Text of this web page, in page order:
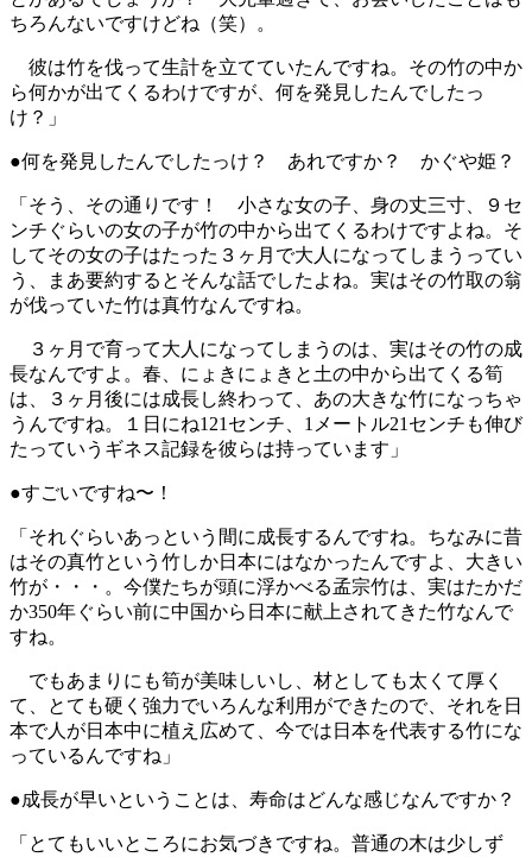
ちろんないですけどね（笑）。
彼は竹を伐って生計を立てていたんですね。その竹の中か
ら何かが出てくるわけですが、何を発見したんでしたっ
け？」
●何を発見したんでしたっけ？ あれですか？ かぐや姫？
「そう、その通りです！ 小さな女の子、身の丈三寸、９セ
ンチぐらいの女の子が竹の中から出てくるわけですよね。そ
してその女の子はたった３ヶ月で大人になってしまうってい
う、まあ要約するとそんな話でしたよね。実はその竹取の翁
が伐っていた竹は真竹なんですね。
３ヶ月で育って大人になってしまうのは、実はその竹の成
長なんですよ。春、にょきにょきと土の中から出てくる筍
は、３ヶ月後には成長し終わって、あの大きな竹になっちゃ
うんですね。１日にね121センチ、1メートル21センチも伸び
たっていうギネス記録を彼らは持っています」
●すごいですね〜！
「それぐらいあっという間に成長するんですね。ちなみに昔
はその真竹という竹しか日本にはなかったんですよ、大きい
竹が・・・。今僕たちが頭に浮かべる孟宗竹は、実はたかだ
か350年ぐらい前に中国から日本に献上されてきた竹なんで
すね。
でもあまりにも筍が美味しいし、材としても太くて厚く
て、とても硬く強力でいろんな利用ができたので、それを日
本で人が日本中に植え広めて、今では日本を代表する竹にな
っているんですね」
●成長が早いということは、寿命はどんな感じなんですか？
「とてもいいところにお気づきですね。普通の木は少しず